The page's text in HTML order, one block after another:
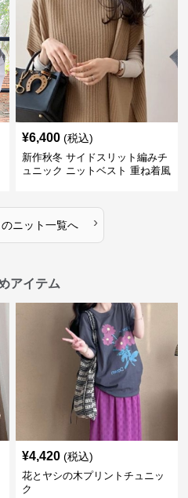
¥6,400 (税込)
新作秋冬 サイドスリット編みチ
ュニック ニットベスト 重ね着風
のニット一覧へ ›
アイテム
¥4,420 (税込)
花とヤシの木プリントチュニッ
ク